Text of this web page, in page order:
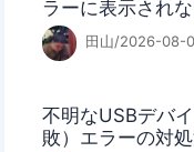
ラーに表示され
田山/2026-08-
不明なUSBデバ
敗）エラーの対